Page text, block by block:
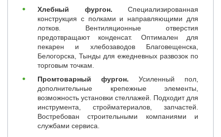
Хлебный фургон. Специализированная
конструкция с полками и направляющими для
лотков. Вентиляционные отверстия
предотвращают конденсат. Оптимален для
пекарен и хлебозаводов Благовещенска,
Белогорска, Тынды для ежедневных развозок по
торговым точкам.
Промтоварный фургон. Усиленный пол,
дополнительные крепежные элементы,
возможность установки стеллажей. Подходит для
инструмента, стройматериалов, запчастей.
Востребован строительными компаниями и
службами сервиса.